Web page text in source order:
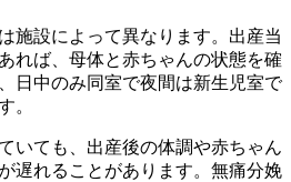
施設によって異なります。出産当
れば、母体と赤ちゃんの状態を確
日中のみ同室で夜間は新生児室で
。
いても、出産後の体調や赤ちゃん
遅れることがあります。無痛分娩